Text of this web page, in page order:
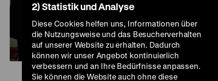
2) Statistik und Analyse
Diese Cookies helfen uns, Informationen über
die Nutzungsweise und das Besucherverhalten
auf unserer Website zu erhalten. Dadurch
können wir unser Angebot kontinuierlich
verbessern und an Ihre Bedürfnisse anpassen.
Sie können die Website auch ohne diese